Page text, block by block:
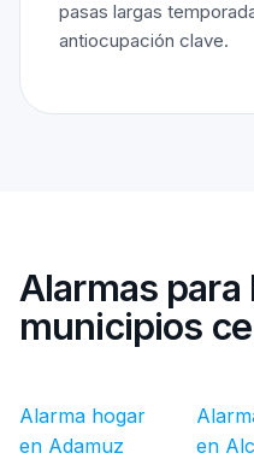
pasas largas
antiocupación clave.
Alarmas para
municipios
Alarma hogar
en Adamuz
en